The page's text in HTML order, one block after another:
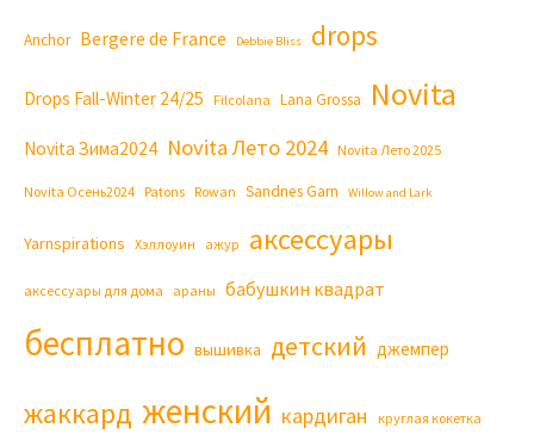
Anchor Bergere de France Debbie Bliss drops
Drops Fall-Winter 24/25 Filcolana Lana Grossa Novita
Novita Зима2024 Novita Лето 2024 Novita Лето 2025
Novita Осень2024 Patons Rowan Sandnes Garn Willow and Lark
Yarnspirations Хэллоуин ажур аксессуары
аксессуары для дома араны бабушкин квадрат
бесплатно вышивка детский джемпер
жаккард женский кардиган круглая кокетка